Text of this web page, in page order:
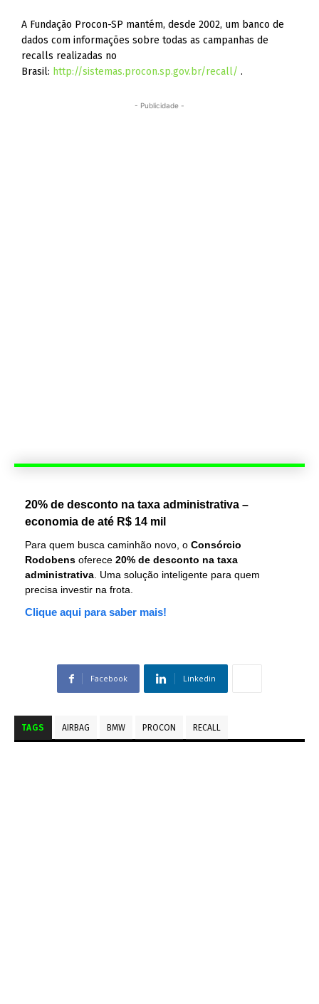
A Fundação Procon-SP mantém, desde 2002, um banco de
dados com informações sobre todas as campanhas de
recalls realizadas no
Brasil: http://sistemas.procon.sp.gov.br/recall/.
- Publicidade -
20% de desconto na taxa administrativa –
economia de até R$ 14 mil
Para quem busca caminhão novo, o Consórcio
Rodobens oferece 20% de desconto na taxa
administrativa . Uma solução inteligente para quem
precisa investir na frota.
Clique aqui para saber mais!
Facebook Linkedin
TAGS AIRBAG BMW PROCON RECALL